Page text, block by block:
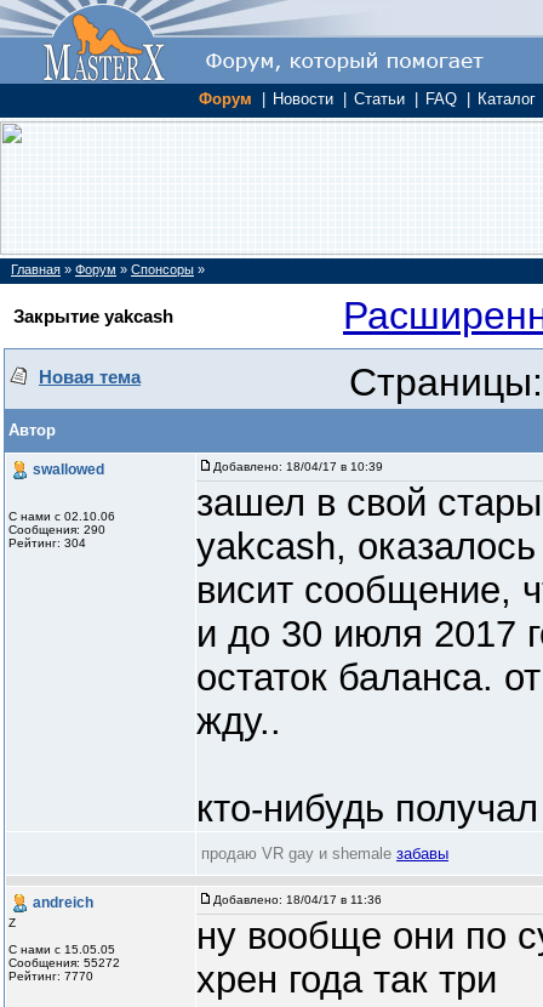
Форум Новости Статьи FAQ Каталог
Главная » Форум » Спонсоры »
Закрытие yakcash
Новая тема Страницы:
Автор
swallowed
С нами с 02.10.06
Сообщения: 290
Рейтинг: 304
Добавлено: 18/04/17 в 10:39
зашел в свой
yakcash, оказалось
висит сообщение,
и до 30 июля 2017
остаток баланса.
жду..
кто-нибудь
продаю VR gay и shemale забавы
andreich
Z
С нами с 15.05.05
Сообщения: 55272
Рейтинг: 7770
Добавлено: 18/04/17 в 11:36
ну вообще они по
хрен года так три